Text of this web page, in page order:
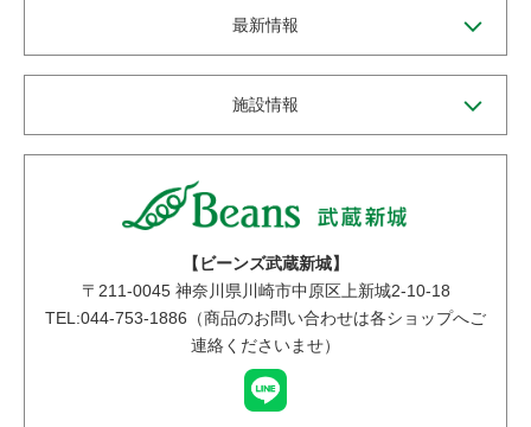
最新情報
施設情報
【ビーンズ武蔵新城】
〒 211-0045神奈川県川崎市中原区上新城2-10-18
TEL:044-753-1886（商品のお問い合わせは各ショップへご
連絡くださいませ）